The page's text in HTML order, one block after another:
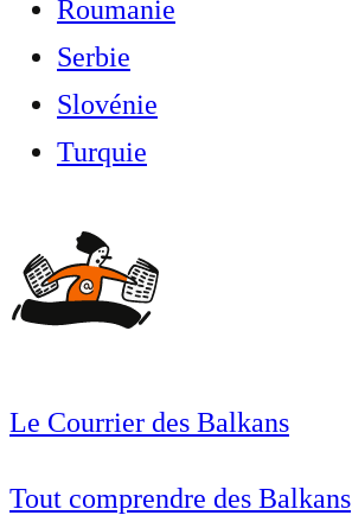
Roumanie
Serbie
Slovénie
Turquie
Le Courrier des Balkans
Tout comprendre des Balkans